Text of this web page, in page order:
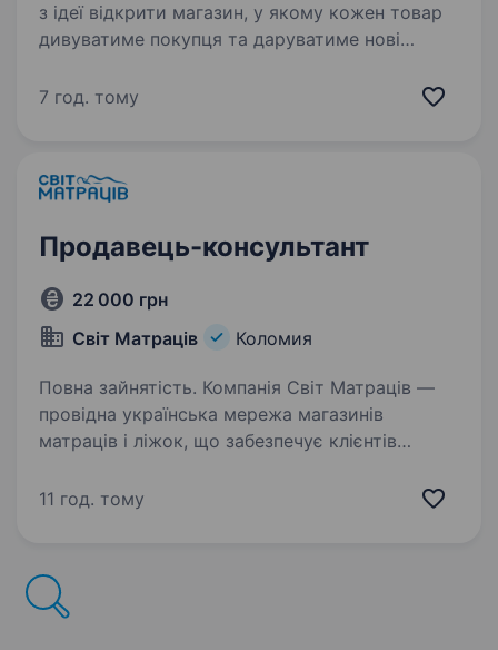
з ідеї відкрити магазин, у якому кожен товар
дивуватиме покупця та даруватиме нові
понад 500 магазинів у 16 областях України,
7 год. тому
Продавець-консультант
22 000 грн
Світ Матраців
Коломия
Повна зайнятість. Компанія Світ Матраців —
провідна українська мережа магазинів
матраців і ліжок, що забезпечує клієнтів
для сну, запрошує в свою команду продавця-
11 год. тому